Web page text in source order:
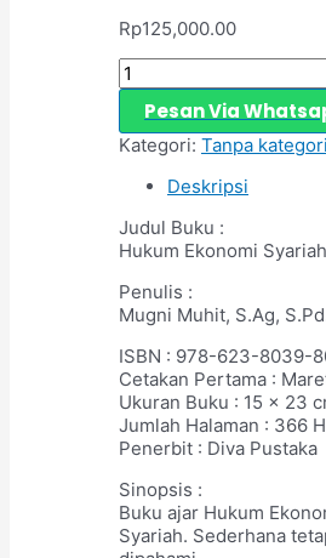
Rp125,000.00
Pesan Via
Kategori: Tanpa kategori
Deskripsi
Judul Buku :
Hukum Ekonomi
Penulis :
Mugni Muhit, S.Ag,
ISBN : 978-623-8039-
Cetakan Pertama :
Ukuran Buku : 15 x 23
Jumlah Halaman : 366
Penerbit : Diva Pustaka
Sinopsis :
Buku ajar Hukum
Syariah. Sederhana